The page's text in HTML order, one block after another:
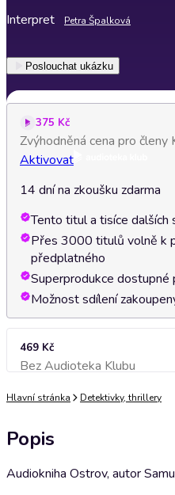
Interpret Petra Špalková
Poslouchat ukázku
375 Kč
Zvýhodněná cena pro členy
Aktivovat
14 dní na zkoušku zdarma
Tento titul a tisíce
Přes 3000 titulů volně k
předplatného
Superprodukce dostupné
Možnost sdílení
469 Kč
Bez Audioteka KlubuPřidat do
Hlavní stránka Detektivky, thrillery
Popis
Audiokniha Ostrov, autor